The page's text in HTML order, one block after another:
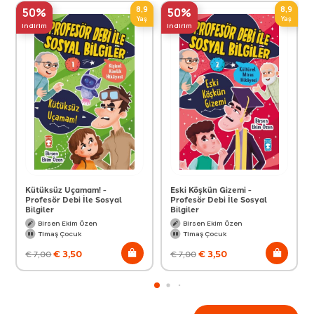
50%
indirim
8,9
Yaş
Kütüksüz Uçamam! -
Profesör Debi İle Sosyal
Bilgiler
Birsen Ekim Özen
Timaş Çocuk
€7,00€ 3,50
50%
indirim
8,9
Yaş
Eski Köşkün Gizemi -
Profesör Debi İle Sosyal
Bilgiler
Birsen Ekim Özen
Timaş Çocuk
€7,00€3,50